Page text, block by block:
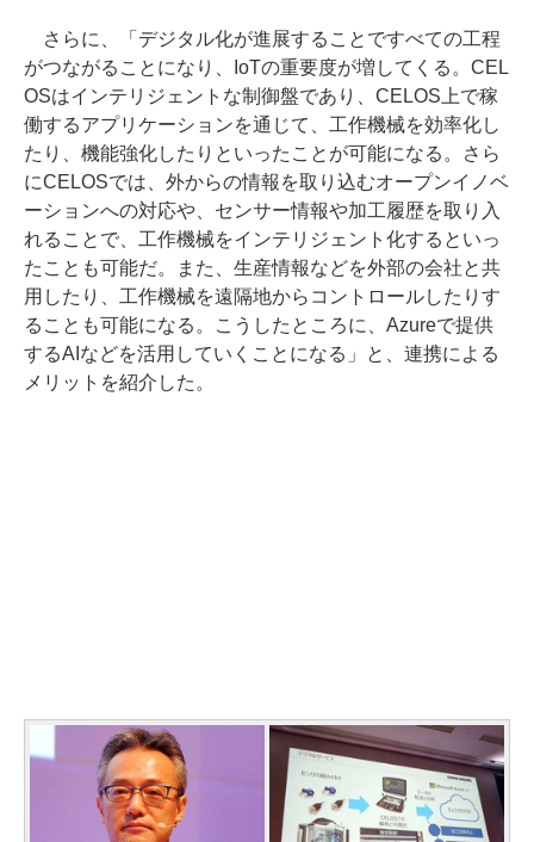
さらに、「デジタル化が進展することですべての工程
がつながることになり、IoTの重要度が増してくる。CEL
OSはインテリジェントな制御盤であり、CELOS上で稼
働するアプリケーションを通じて、工作機械を効率化し
たり、機能強化したりといったことが可能になる。さら
にCELOSでは、外からの情報を取り込むオープンイノベ
ーションへの対応や、センサー情報や加工履歴を取り入
れることで、工作機械をインテリジェント化するといっ
たことも可能だ。また、生産情報などを外部の会社と共
用したり、工作機械を遠隔地からコントロールしたりす
ることも可能になる。こうしたところに、Azureで提供
するAIなどを活用していくことになる」と、連携による
メリットを紹介した。